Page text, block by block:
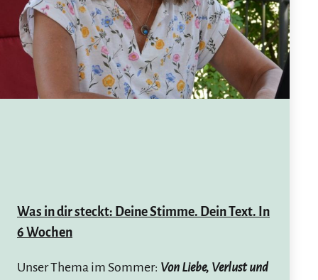
Was in dir steckt: Deine Stimme. Dein Text. In
6 Wochen
Unser Thema im Sommer: Von Liebe, Verlust und